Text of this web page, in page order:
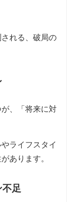
れる、破局の
、「将来に対
ライフスタイ
あります。
足